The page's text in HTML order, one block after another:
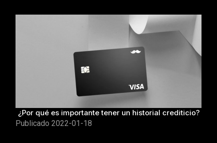
¿Por qué es importante tener un historial crediticio?
Publicado 2022-01-18